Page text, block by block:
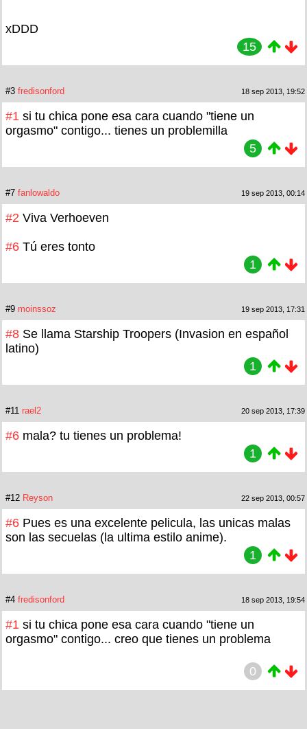
xDDD
15
#3 fredisonford 18 sep 2013, 19:52
#1 si tu chica pone esa cara cuando "tiene un
orgasmo" contigo... tienes un problemilla
5
#7 fanlowaldo 19 sep 2013, 00:14
#2 Viva Verhoeven
#6 Tú eres tonto
1
#9 moinssoz 19 sep 2013, 17:31
#8 Se llama Starship Troopers (Invasion en español
latino)
1
#11 rael2 20 sep 2013, 17:39
#6 mala? tu tienes un problema!
1
#12 Reyson 22 sep 2013, 00:57
#6 Pues es una excelente pelicula, las unicas malas
son las secuelas (la ultima estilo anime).
1
#4 fredisonford 18 sep 2013, 19:54
#1 si tu chica pone esa cara cuando "tiene un
orgasmo" contigo... creo que tienes un problema
0